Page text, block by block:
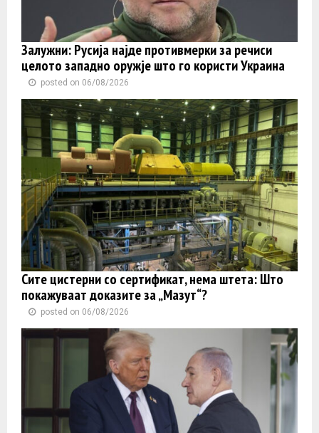
Залужни: Русија најде противмерки за речиси
целото западно оружје што го користи Украина
posted on 06/08/2026
Сите цистерни со сертификат, нема штета: Што
покажуваат доказите за „Мазут“?
posted on 06/08/2026